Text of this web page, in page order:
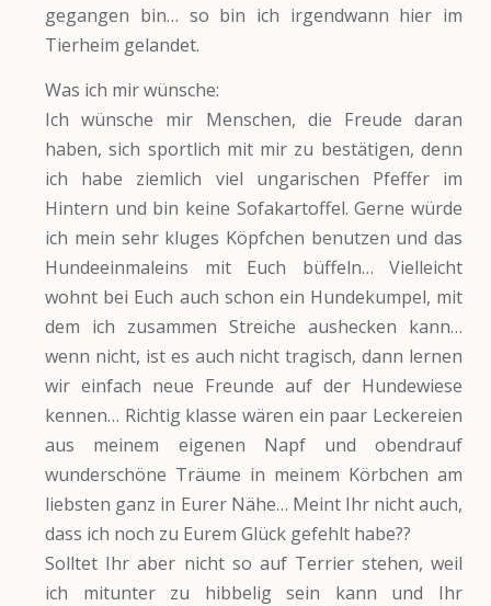
gegangen bin… so bin ich irgendwann hier im
Tierheim gelandet.
Was ich mir wünsche:
Ich wünsche mir Menschen, die Freude daran
haben, sich sportlich mit mir zu bestätigen, denn
ich habe ziemlich viel ungarischen Pfeffer im
Hintern und bin keine Sofakartoffel. Gerne würde
ich mein sehr kluges Köpfchen benutzen und das
Hundeeinmaleins mit Euch büffeln… Vielleicht
wohnt bei Euch auch schon ein Hundekumpel, mit
dem ich zusammen Streiche aushecken kann…
wenn nicht, ist es auch nicht tragisch, dann lernen
wir einfach neue Freunde auf der Hundewiese
kennen… Richtig klasse wären ein paar Leckereien
aus meinem eigenen Napf und obendrauf
wunderschöne Träume in meinem Körbchen am
liebsten ganz in Eurer Nähe… Meint Ihr nicht auch,
dass ich noch zu Eurem Glück gefehlt habe??
Solltet Ihr aber nicht so auf Terrier stehen, weil
ich mitunter zu hibbelig sein kann und Ihr